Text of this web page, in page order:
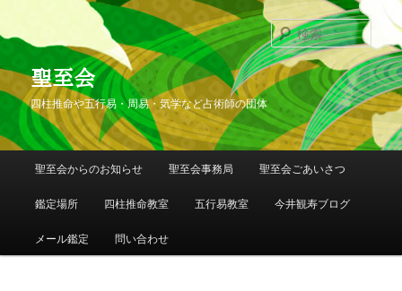
聖至会
四柱推命や五行易・周易・気学など占術師の団体
索
メインメニュー
メインコンテンツへ移動
サブコンテンツへ移動
聖至会からのお知らせ 聖至会事務局 聖至会ごあいさつ
鑑定場所 四柱推命教室 五行易教室 今井観寿ブログ
メール鑑定 問い合わせ